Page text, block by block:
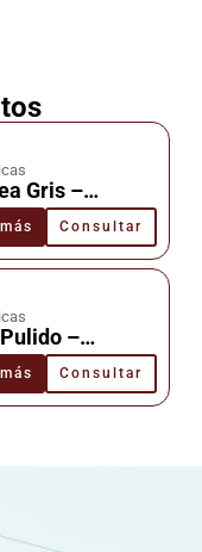
Gris –
–Consultar
–
–Consultar